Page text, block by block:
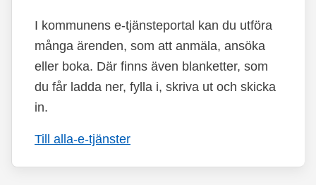
I kommunens e-tjänsteportal kan du utföra
många ärenden, som att anmäla, ansöka
eller boka. Där finns även blanketter, som
du får ladda ner, fylla i, skriva ut och skicka
in.
Till alla-e-tjänster